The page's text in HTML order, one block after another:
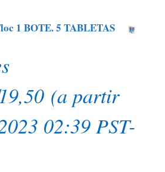
1 BOTE. 5 TABLETAS
(a partir
02:39 PST-